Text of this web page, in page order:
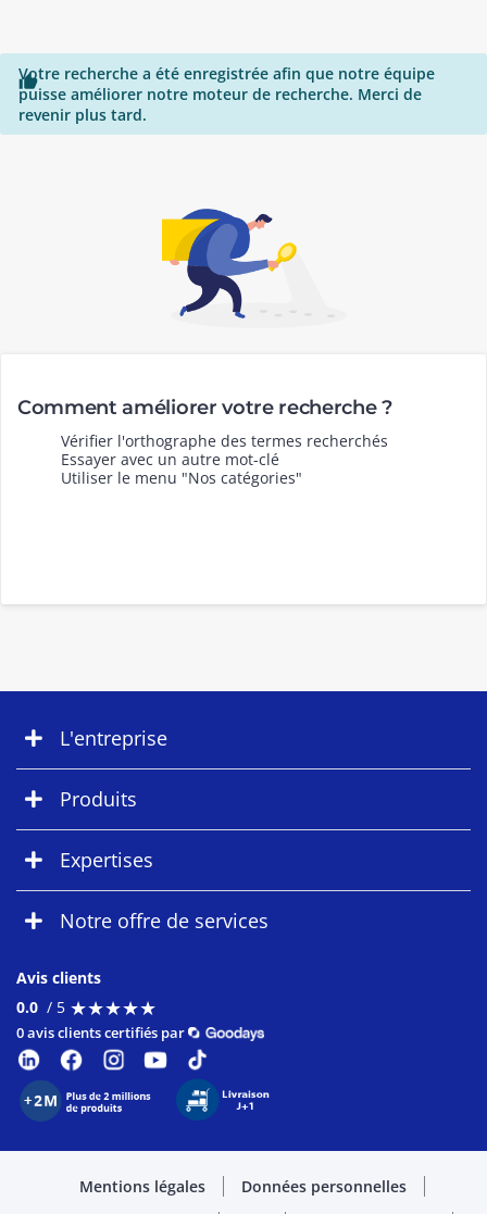

Votre recherche a été enregistrée afin que notre équipe
puisse améliorer notre moteur de recherche. Merci de
revenir plus tard.
Comment améliorer votre recherche ?
Vérifier l'orthographe des termes recherchés
Essayer avec un autre mot-clé
Utiliser le menu "Nos catégories"
L'entreprise
Produits
Expertises
Notre offre de services
Avis clients
0.0 / 5 ★★★★★
★★★★★
0 avis clients certifiés par
Mentions légales
Données personnelles